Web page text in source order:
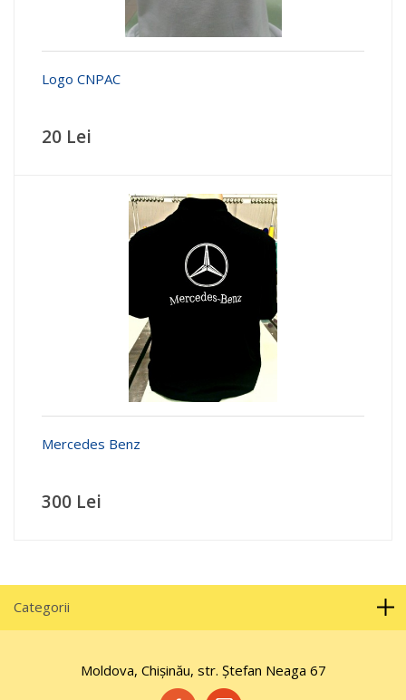
Logo CNPAC
20 Lei
Mercedes Benz
300 Lei
Categorii
Moldova, Chișinău, str. Ştefan Neaga 67